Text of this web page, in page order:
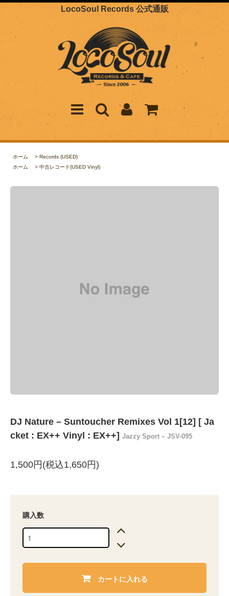
LocoSoul Records 公式通販
ホーム > Records (USED)
ホーム
> 中古レコード(USED Vinyl)
DJ Nature ‎– Suntoucher Remixes Vol 1[12] [ Ja
cket : EX++ Vinyl : EX++] Jazzy Sport ‎– JSV-095
1,500円(税込1,650円)
購入数
カートに入れる